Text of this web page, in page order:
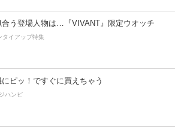
合う登場人物は…『VIVANT』限定ウオッチ
タイアップ特集
にピッ！ですぐに買えちゃう
ハンピ